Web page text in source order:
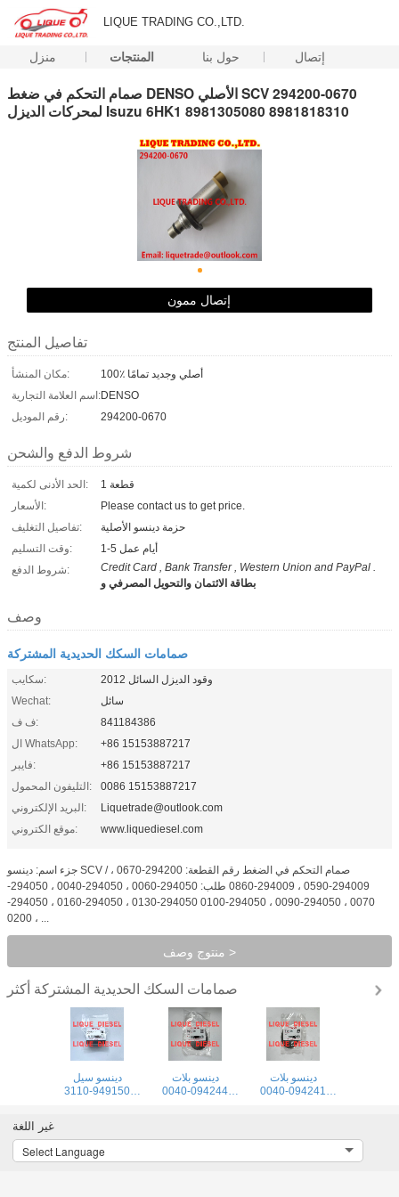
LIQUE TRADING CO.,LTD.
منزل المنتجات حول بنا إتصال
صمام التحكم في ضغط DENSO الأصلي SCV 294200-0670
لمحركات الديزل Isuzu 6HK1 8981305080 8981818310
إتصال ممون
تفاصيل المنتج
مكان المنشأ:
100٪ أصلي وجديد تمامًا
اسم العلامة التجارية:DENSO
رقم الموديل:
294200-0670
شروط الدفع والشحن
الحد الأدنى لكمية:
1 قطعة
الأسعار:
Please contact us to get price.
تفاصيل التغليف:
حزمة دينسو الأصلية
وقت التسليم:
1-5 أيام عمل
شروط الدفع:
Credit Card , Bank Transfer , Western Union and PayPal .
بطاقة الائتمان والتحويل المصرفي و
وصف
صمامات السكك الحديدية المشتركة
سكايب:
وقود الديزل السائل 2012
Wechat:
سائل
ف ف:
841184386
ال WhatsApp:
+86 15153887217
فايبر:
+86 15153887217
التليفون المحمول:
0086 15153887217
البريد الإلكتروني:
Liquetrade@outlook.com
موقع الكتروني:
www.liquediesel.com
جزء اسم: دينسو SCV / صمام التحكم في الضغط رقم القطعة: 294200-0670 ،
294009-0590 ، 294009-0860 طلب: 294050-0060 ، 294050-0040 ، 294050-
0070 ، 294050-0090 ، 294050-0100 294050-0130 ، 294050-0160 ، 294050-
0200 ، ...
منتوج وصف >
صمامات السكك الحديدية المشتركة
دينسو سيل
949150-3110
دينسو بلات
094244-0040
دينسو بلات
094241-0040
غير اللغة
Select Language